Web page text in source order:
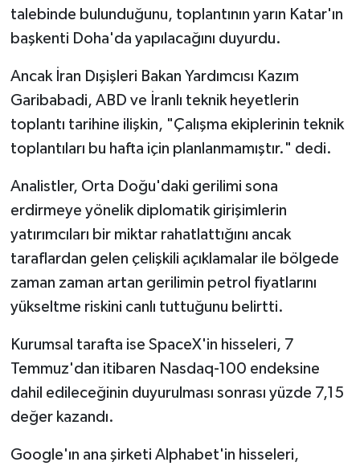
talebinde bulunduğunu, toplantının yarın Katar'ın
başkenti Doha'da yapılacağını duyurdu.
Ancak İran Dışişleri Bakan Yardımcısı Kazım
Garibabadi, ABD ve İranlı teknik heyetlerin
toplantı tarihine ilişkin, "Çalışma ekiplerinin teknik
toplantıları bu hafta için planlanmamıştır." dedi.
Analistler, Orta Doğu'daki gerilimi sona
erdirmeye yönelik diplomatik girişimlerin
yatırımcıları bir miktar rahatlattığını ancak
taraflardan gelen çelişkili açıklamalar ile bölgede
zaman zaman artan gerilimin petrol fiyatlarını
yükseltme riskini canlı tuttuğunu belirtti.
Kurumsal tarafta ise SpaceX'in hisseleri, 7
Temmuz'dan itibaren Nasdaq-100 endeksine
dahil edileceğinin duyurulması sonrası yüzde 7,15
değer kazandı.
Google'ın ana şirketi Alphabet'in hisseleri,